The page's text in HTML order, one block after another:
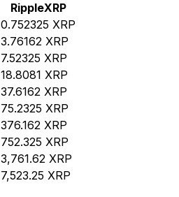
RippleXRP
0.752325 XRP
3.76162 XRP
7.52325 XRP
18.8081 XRP
37.6162 XRP
75.2325 XRP
376.162 XRP
752.325 XRP
3,761.62 XRP
7,523.25 XRP